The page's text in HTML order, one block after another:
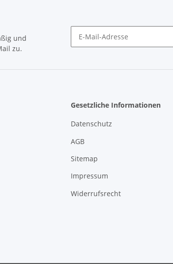
und
zu.
Gesetzliche Informationen
Datenschutz
AGB
Sitemap
Impressum
Widerrufsrecht